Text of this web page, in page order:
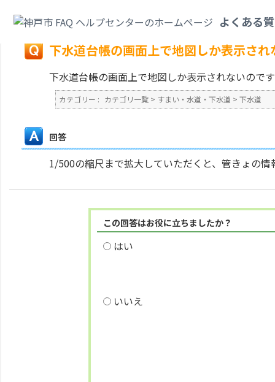
よくある
戻る
下水道台帳の画面上で地図しか表示さ
下水道台帳の画面上で地図しか表示されないので
カテゴリー : カテゴリ一覧 > すまい・水道・下水道 > 下水道
回答
1/500の縮尺まで拡大していただくと、管きょ
この回答はお役に立ちましたか？
はい
いいえ